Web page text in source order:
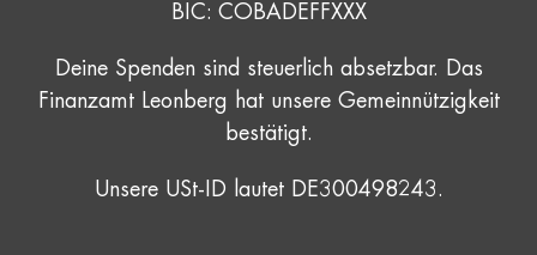
BIC: COBADEFFXXX
Deine Spenden sind steuerlich absetzbar. Das
Finanzamt Leonberg hat unsere Gemeinnützigkeit
bestätigt.
Unsere USt-ID lautet DE300498243.